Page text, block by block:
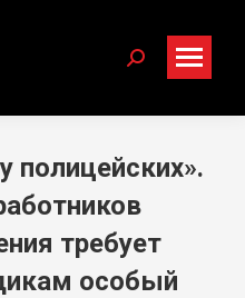
Search:
полицейских».
требует
особый